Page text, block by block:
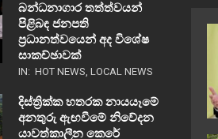
බන්ධනාගාර තත්ත්වයන්
පිළිබඳ ජනපති
ප්‍රධානත්වයෙන් අද විශේෂ
සාකච්ඡාවක්
IN: HOT NEWS, LOCAL NEWS
දිස්ත්‍රික්ක හතරක නායයෑමේ
අනතුරු ඇඟවීමේ නිවේදන
යාවත්කාලීන කෙරේ